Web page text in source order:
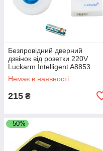
Безпровідний дверний
дзвінок від розетки 220V
Luckarm Intelligent A8853.
Колір блакитний UL-63
Немає в наявності
215 ₴
–50%